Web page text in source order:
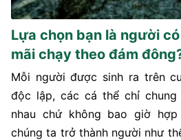
Lựa chọn bạn là người
mãi chạy theo đám
Mỗi người được sinh ra trên
độc lập, các cá thể chỉ
nhau chứ không bao giờ
chúng ta trở thành người như